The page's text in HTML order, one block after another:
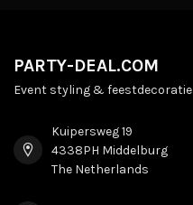
PARTY-DEAL.COM
Event styling & feestdecoratie
Kuipersweg 19
4338PH Middelburg
The Netherlands